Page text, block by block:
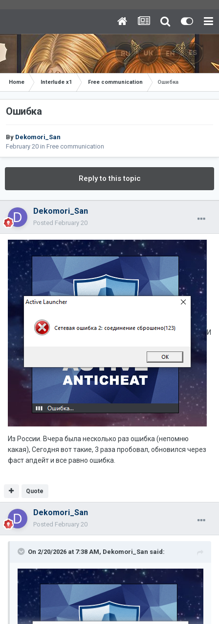
Home Interlude x1 Free communication Ошибка
Ошибка
By Dekomori_San
February 20 in Free communication
Reply to this topic
Dekomori_San
Posted February 20
И
Из России. Вчера была несколько раз ошибка (непомню
какая), Сегодня вот такие, 3 раза пробовал, обновился через
фаст апдейт и все равно ошибка.
Quote
Dekomori_San
Posted February 20
On 2/20/2026 at 7:38 AM, Dekomori_San said: